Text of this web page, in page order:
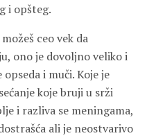
i opšteg.
ceo vek da
ono je dovoljno veliko i
i muči. Koje je
koje bruji u srži
i razliva se meningama,
ali je neostvarivo